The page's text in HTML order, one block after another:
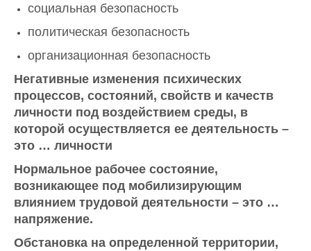
социальная безопасность
политическая безопасность
организационная безопасность
Негативные изменения психических
процессов, состояний, свойств и качеств
личности под воздействием среды, в
которой осуществляется ее деятельность –
это … личности
Нормальное рабочее состояние,
возникающее под мобилизирующим
влиянием трудовой деятельности – это …
напряжение.
Обстановка на определенной территории,